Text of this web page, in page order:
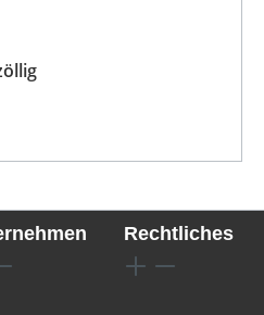
Rechtliches